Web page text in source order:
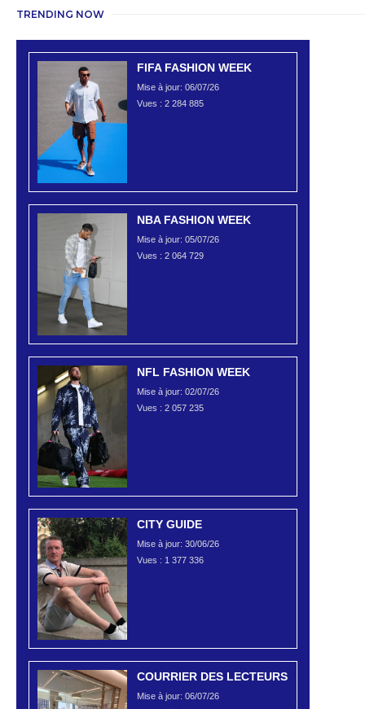
TRENDING NOW
FIFA FASHION WEEK
Mise à jour: 06/07/26
Vues : 2 284 885
NBA FASHION WEEK
Mise à jour: 05/07/26
Vues : 2 064 729
NFL FASHION WEEK
Mise à jour: 02/07/26
Vues : 2 057 235
CITY GUIDE
Mise à jour: 30/06/26
Vues : 1 377 336
COURRIER DES LECTEURS
Mise à jour: 06/07/26